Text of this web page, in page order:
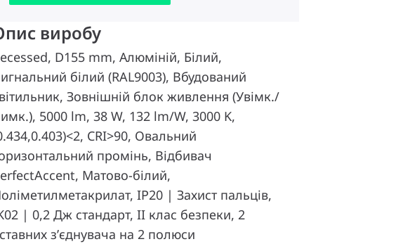
виробу
D155 mm, Алюміній, Білий,
білий (RAL9003), Вбудований
Зовнішній блок живлення (Увімк./
5000 lm, 38 W, 132 lm/W, 3000 K,
CRI>90, Овальний
промінь, Відбивач
Матово-білий,
IP20 | Захист пальців,
| 0,2 Дж стандарт, II клас безпеки, 2
з’єднувача на 2 полюси